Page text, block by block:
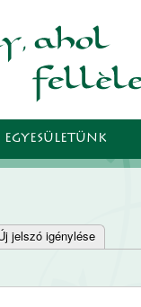
EGYESÜLETÜNK
fül)
jelszó igénylése